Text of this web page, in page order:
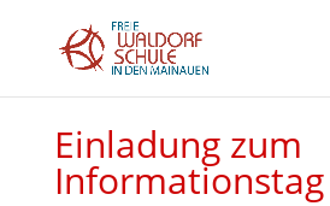
Einladung zum
Informationstag